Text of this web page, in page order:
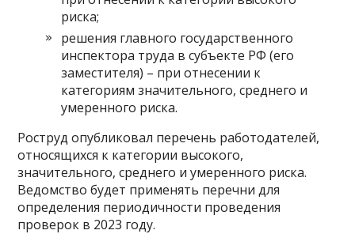
риска;
решения главного государственного
инспектора труда в субъекте РФ (его
заместителя) – при отнесении к
категориям значительного, среднего и
умеренного риска.
Роструд опубликовал перечень работодателей,
относящихся к категории высокого,
значительного, среднего и умеренного риска.
Ведомство будет применять перечни для
определения периодичности проведения
проверок в 2023 году.